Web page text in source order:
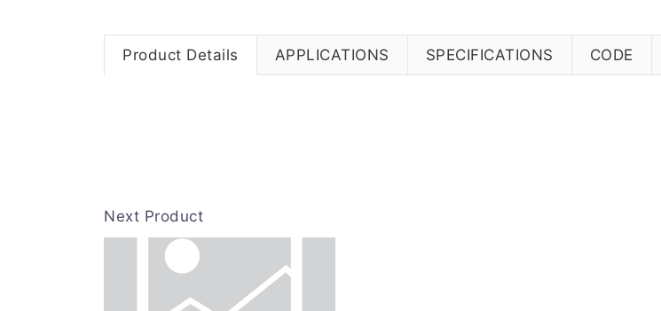
Product Details APPLICATIONS SPECIFICATIONS CODE
Next Product